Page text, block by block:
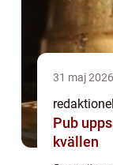
31 maj 2026
redaktionel
Pub uppsala så hittar du
kvällen